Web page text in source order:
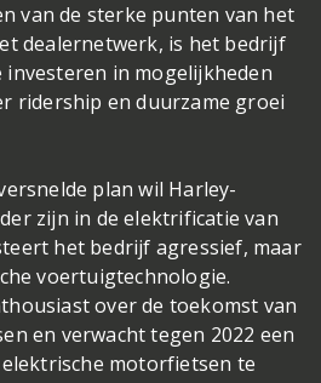
van de sterke punten van het
dealernetwerk, is het bedrijf
in mogelijkheden
ridership en duurzame groei
plan wil Harley-
zijn in de elektrificatie van
het bedrijf agressief, maar
voertuigtechnologie.
over de toekomst van
en verwacht tegen 2022 een
motorfietsen te